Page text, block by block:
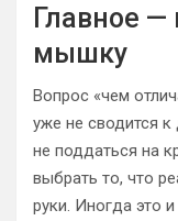
Главное
мышку
Вопрос «чем
уже не сводится
не поддаться на
выбрать то, что
руки. Иногда это